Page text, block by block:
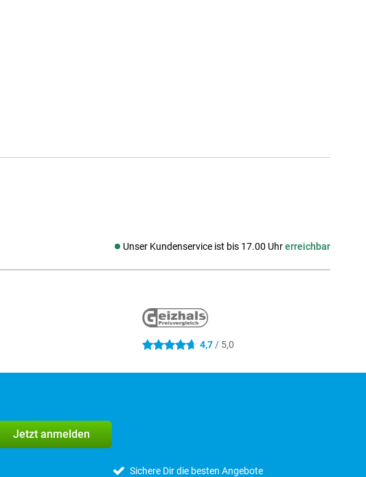
Unser Kundenservice ist bis 17.00 Uhrerreichbar
Social media
4.7 Sterne 4,7 / 5,0
Jetzt anmelden
Sichere Dir die besten Angebote